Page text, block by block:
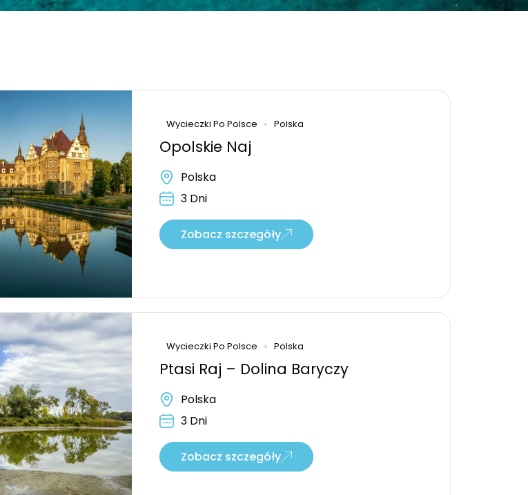
Wycieczki Po Polsce Polska
Opolskie Naj
Polska
3 Dni
Zobacz szczegóły
Wycieczki Po Polsce Polska
Ptasi Raj – Dolina Baryczy
Polska
3 Dni
Zobacz szczegóły